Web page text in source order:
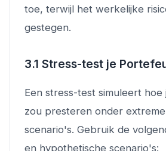
toe, terwijl het werkelijke
gestegen.
3.1 Stress-test je
Een stress-test simuleert
zou presteren onder
scenario's. Gebruik de
en hypothetische scenario's: